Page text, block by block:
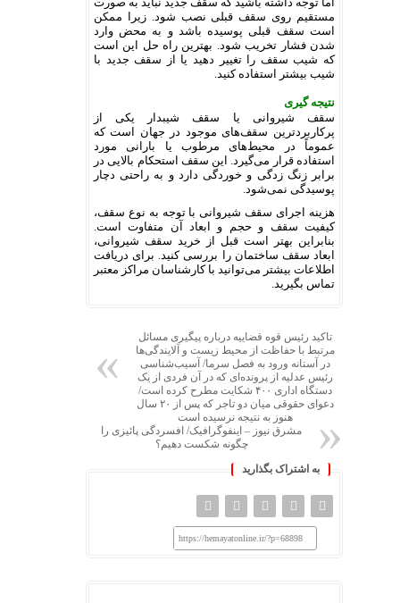
مستقیم روی سقف قبلی نصب شود. زیرا ممکن
است سقف قبلی پوسیده باشد و به محض وارد
شدن فشار تخریب شود. بهترین راه حل این است
که شیب سقف را تغییر دهید یا از سقف جدید با
شیب بیشتر استفاده کنید.
نتیجه گیری
سقف شیروانی یا سقف شیبدار یکی از
پرکاربردترین سقف‌های موجود در جهان است که
عموماً در محیط‌های مرطوب یا بارانی مورد
استفاده قرار می‌گیرد. این سقف استحکام بالایی در
برابر زنگ زدگی و خوردگی دارد و به راحتی دچار
پوسیدگی نمی‌شود.
هزینه اجرای سقف شیروانی با توجه به نوع سقف،
کیفیت سقف و حجم و ابعاد آن متفاوت است.
بنابراین بهتر است قبل از خرید سقف شیروانی،
ابعاد سقف ساختمان را بررسی کنید. برای دریافت
اطلاعات بیشتر می‌توانید با کارشناسان مراکز معتبر
تماس بگیرید.
تاکید رئیس قوه قضاییه درباره پیگیری مسائل
مرتبط با حفاظت از محیط زیست و آلایندگی‌ها
در آستانه ورود به فصل سرما/ آسیب‌شناسی
رئیس عدلیه از پرونده‌ای که در آن فردی از یک
دستگاه اداری ۴۰۰ شکایت مطرح کرده است/
دعوای حقوقی میان دو تاجر که پس از ۲۰ سال
هنوز به نتیجه نرسیده است
مشرق نیوز – اینفوگرافیک/ افسردگی پائیزی را
چگونه شکست دهیم؟
به اشتراک بگذارید
https://hemayatonline.ir/?p=68898